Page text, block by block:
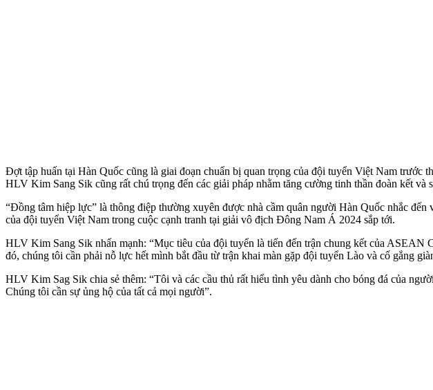
Đợt tập huấn tại Hàn Quốc cũng là giai đoạn chuẩn bị quan trọng của đội tuyển Việt Nam
HLV Kim Sang Sik cũng rất chú trọng đến các giải pháp nhằm tăng cường tinh thần đoàn kết và
“Đồng tâm hiệp lực” là thông điệp thường xuyên được nhà cầm quân người Hàn Quốc nhắc
của đội tuyển Việt Nam trong cuộc cạnh tranh tại giải vô địch Đông Nam Á 2024 sắp tới.
HLV Kim Sang Sik nhấn mạnh: “Mục tiêu của đội tuyển là tiến đến trận chung kết của
đó, chúng tôi cần phải nỗ lực hết mình bắt đầu từ trận khai màn gặp đội tuyển Lào và cố gắng
HLV Kim Sag Sik chia sẻ thêm: “Tôi và các cầu thủ rất hiểu tình yêu dành cho bóng đá của
Chúng tôi cần sự ủng hộ của tất cả mọi người”.